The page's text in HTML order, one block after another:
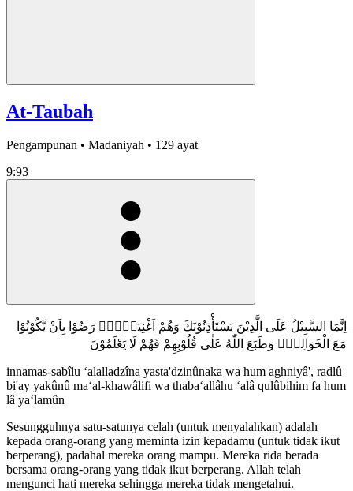
At-Taubah
Pengampunan • Madaniyah • 129 ayat
9:93
اِنَّمَا السَّبِيْلُ عَلَى الَّذِيْنَ يَسْتَأْذِنُوْنَكَ وَهُمْ اَغْنِيَاۤءُۚ رَضُوْا بِاَنْ يَّكُوْنُوْا
مَعَ الْخَوَالِفِۙ وَطَبَعَ اللّٰهُ عَلٰى قُلُوْبِهِمْ فَهُمْ لَا يَعْلَمُوْنَ
innamas-sabîlu ‘alalladzîna yasta'dzinûnaka wa hum aghniyâ', radlû
bi'ay yakûnû ma‘al-khawâlifi wa thaba‘allâhu ‘alâ qulûbihim fa hum
lâ ya‘lamûn
Sesungguhnya satu-satunya celah (untuk menyalahkan) adalah
kepada orang-orang yang meminta izin kepadamu (untuk tidak ikut
berperang), padahal mereka orang mampu. Mereka rida berada
bersama orang-orang yang tidak ikut berperang. Allah telah
mengunci hati mereka sehingga mereka tidak mengetahui.